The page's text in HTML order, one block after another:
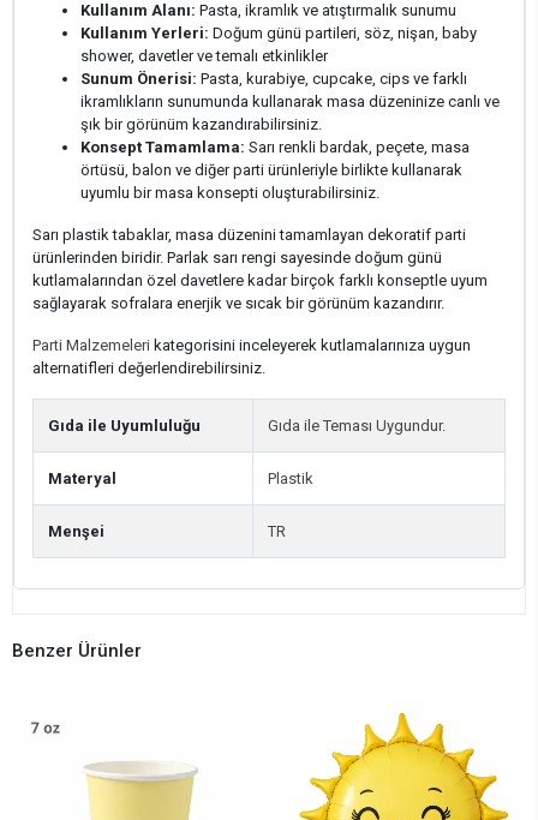
Kullanım Alanı: Pasta, ikramlık ve atıştırmalık sunumu
Kullanım Yerleri: Doğum günü partileri, söz, nişan, baby
shower, davetler ve temalı etkinlikler
Sunum Önerisi: Pasta, kurabiye, cupcake, cips ve farklı
ikramlıkların sunumunda kullanarak masa düzeninize canlı ve
şık bir görünüm kazandırabilirsiniz.
Konsept Tamamlama: Sarı renkli bardak, peçete, masa
örtüsü, balon ve diğer parti ürünleriyle birlikte kullanarak
uyumlu bir masa konsepti oluşturabilirsiniz.
Sarı plastik tabaklar, masa düzenini tamamlayan dekoratif parti
ürünlerinden biridir. Parlak sarı rengi sayesinde doğum günü
kutlamalarından özel davetlere kadar birçok farklı konseptle uyum
sağlayarak sofralara enerjik ve sıcak bir görünüm kazandırır.
Parti Malzemeleri kategorisini inceleyerek kutlamalarınıza uygun
alternatifleri değerlendirebilirsiniz.
Gıda ile Uyumluluğu Gıda ile Teması Uygundur.
Materyal Plastik
Menşei TR
Benzer Ürünler